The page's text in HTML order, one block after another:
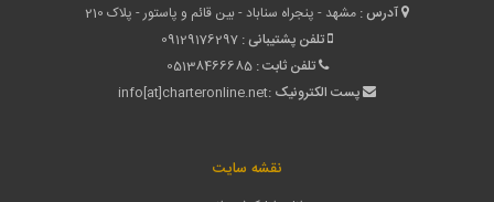
آدرس : مشهد - پنجراه سناباد - بین قائم و پاستور - پلاک 210
تلفن پشتیبانی : 09129176297
تلفن ثابت : 05138466685
پست الکترونیک :info[at]charteronline.net
نقشه سایت